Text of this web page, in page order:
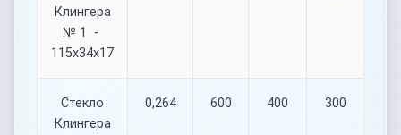
Клингера
№ 1 -
115х34х17
Стекло
Клингера
0,264 600 400 300